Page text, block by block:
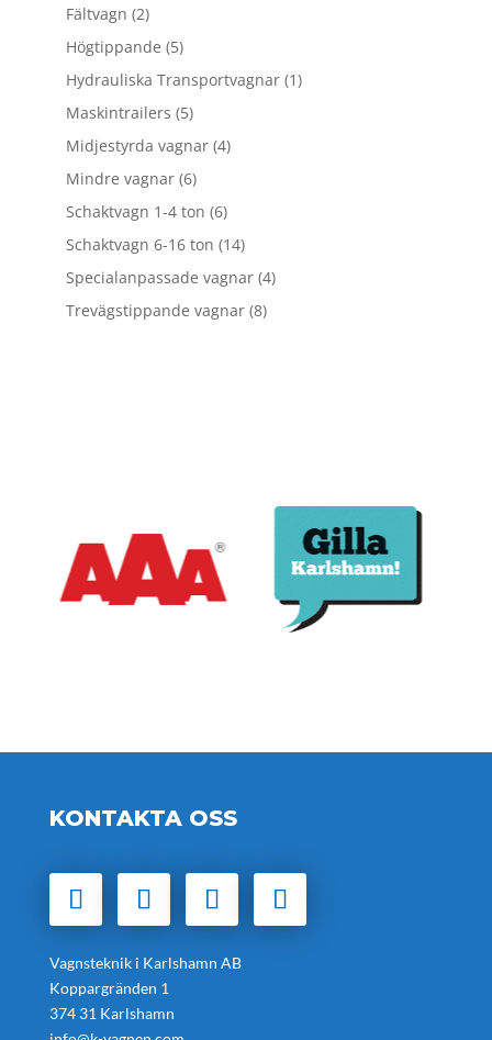
Fältvagn 22
produkter
Högtippande 55
produkter
Hydrauliska Transportvagnar 11
Maskintrailers 55
produkter
Midjestyrda vagnar 44
Mindre vagnar 66
produkter
Schaktvagn 1-4 ton 66
produkter
Schaktvagn 6-16 ton 1414
produkter
Specialanpassade vagnar 44
Trevägstippande vagnar 88
KONTAKTA OSS
Vagnsteknik i Karlshamn AB
Koppargränden 1
374 31 Karlshamn